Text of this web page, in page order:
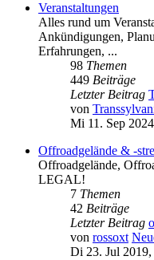
Veranstaltungen
Alles rund um
Ankündigungen,
Erfahrungen, ...
98 Themen
449 Beiträge
Letzter Beitrag
von
Mi 11. Sep
Offroadgelände & -
Offroadgelände,
LEGAL!
7 Themen
42 Beiträge
Letzter Beitrag
von rossoxt
Di 23. Jul 2019,